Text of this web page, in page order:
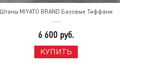
Штаны MIYATO BRAND Базовые Тиффани
6 600 руб.
КУПИТЬ